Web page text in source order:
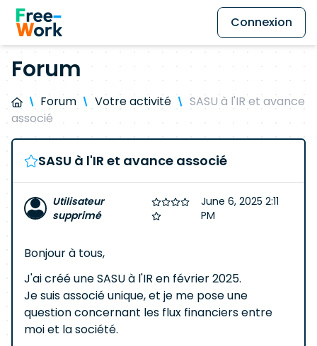
Connexion
Forum
Forum Votre activité
SASU à l'IR et avance
associé
SASU à l'IR et avance associé
Utilisateur
supprimé
June 6, 2025 2:11
PM
Bonjour à tous,
J'ai créé une SASU à l'IR en février 2025.
Je suis associé unique, et je me pose une
question concernant les flux financiers entre
moi et la société.